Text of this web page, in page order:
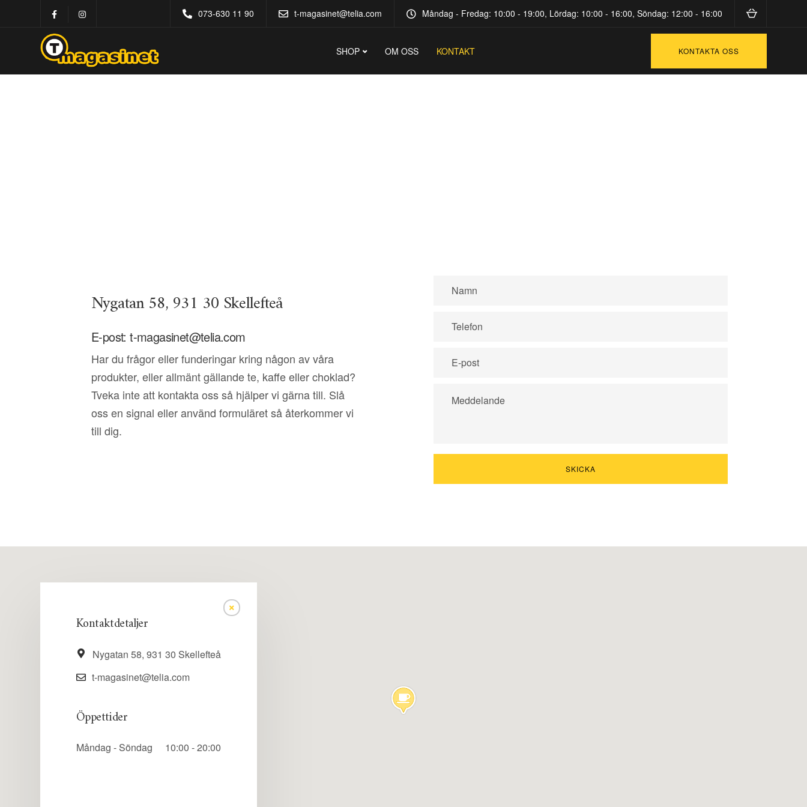
073-630 11 90 t-magasinet@telia.com Måndag - Fredag: 10:00 - 19:00, Lördag: 10:00 - 16:00, Söndag: 12:00 - 16:00
SHOP OM OSS KONTAKT KONTAKTA OSS
Nygatan 58, 931 30 Skellefteå
E-post: t-magasinet@telia.com
Har du frågor eller funderingar kring någon av våra
produkter, eller allmänt gällande te, kaffe eller choklad?
Tveka inte att kontakta oss så hjälper vi gärna till. Slå
oss en signal eller använd formuläret så återkommer vi
till dig.
Kontaktdetaljer
Nygatan 58, 931 30 Skellefteå
t-magasinet@telia.com
Öppettider
Måndag - Söndag 10:00 - 20:00